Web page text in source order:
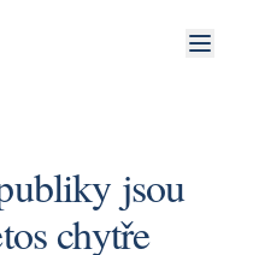
jsou
chytře